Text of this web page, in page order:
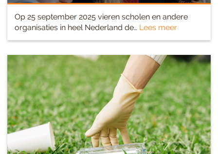
Op 25 september 2025 vieren scholen en andere
organisaties in heel Nederland de… Lees meer